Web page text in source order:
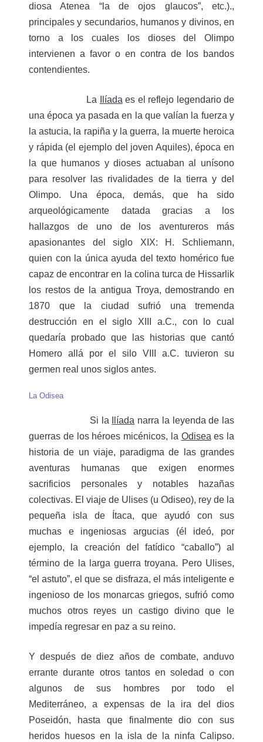
diosa Atenea “la de ojos glaucos”, etc.).,
principales y secundarios, humanos y divinos, en
torno a los cuales los dioses del Olimpo
intervienen a favor o en contra de los bandos
contendientes.
La Ilíada es el reflejo legendario de
una época ya pasada en la que valían la fuerza y
la astucia, la rapiña y la guerra, la muerte heroica
y rápida (el ejemplo del joven Aquiles), época en
la que humanos y dioses actuaban al unísono
para resolver las rivalidades de la tierra y del
Olimpo. Una época, demás, que ha sido
arqueológicamente datada gracias a los
hallazgos de uno de los aventureros más
apasionantes del siglo XIX: H. Schliemann,
quien con la única ayuda del texto homérico fue
capaz de encontrar en la colina turca de Hissarlik
los restos de la antigua Troya, demostrando en
1870 que la ciudad sufrió una tremenda
destrucción en el siglo XIII a.C., con lo cual
quedaría probado que las historias que cantó
Homero allá por el silo VIII a.C. tuvieron su
germen real unos siglos antes.
La Odisea
Si la Ilíada narra la leyenda de las
guerras de los héroes micénicos, la Odisea es la
historia de un viaje, paradigma de las grandes
aventuras humanas que exigen enormes
sacrificios personales y notables hazañas
colectivas. El viaje de Ulises (u Odiseo), rey de la
pequeña isla de Ítaca, que ayudó con sus
muchas e ingeniosas argucias (él ideó, por
ejemplo, la creación del fatídico “caballo”) al
término de la larga guerra troyana. Pero Ulises,
“el astuto”, el que se disfraza, el más inteligente e
ingenioso de los monarcas griegos, sufrió como
muchos otros reyes un castigo divino que le
impedía regresar en paz a su reino.
Y después de diez años de combate, anduvo
errante durante otros tantos en soledad o con
algunos de sus hombres por todo el
Mediterráneo, a expensas de la ira del dios
Poseidón, hasta que finalmente dio con sus
heridos huesos en la isla de la ninfa Calipso.